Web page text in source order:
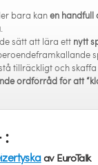
bara kanen handfull
.
sätt att lära ett nytt
tillräckligt och
ordförråd för att
:
av EuroTalk